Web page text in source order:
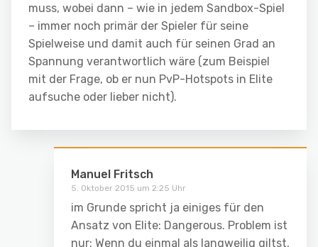
muss, wobei dann – wie in jedem Sandbox-Spiel
– immer noch primär der Spieler für seine
Spielweise und damit auch für seinen Grad an
Spannung verantwortlich wäre (zum Beispiel
mit der Frage, ob er nun PvP-Hotspots in Elite
aufsuche oder lieber nicht).
Manuel Fritsch
5. Oktober 2015 um 2:25 Uhr
im Grunde spricht ja einiges für den
Ansatz von Elite: Dangerous. Problem ist
nur: Wenn du einmal als langweilig giltst,